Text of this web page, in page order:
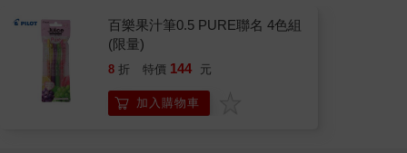
百樂果汁筆0.5 PURE聯名 4色組
(限量)
8 折 特價 144 元
加入購物車